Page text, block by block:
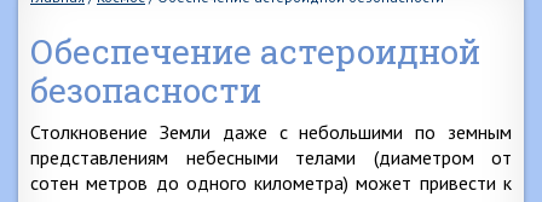
Обеспечение астероидной
безопасности
Столкновение Земли даже с небольшими по земным
представлениям небесными телами (диаметром от
сотен метров до одного километра) может привести к